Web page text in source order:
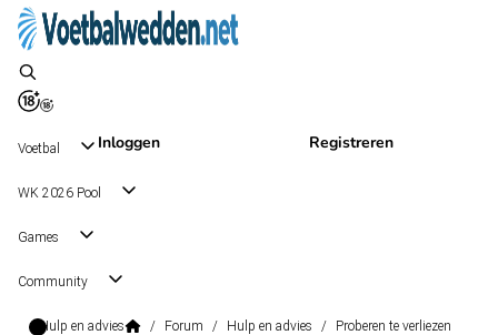
Inloggen Registreren
Voetbal
WK 2026 Pool
Games
Community
Hulp en advies / Forum / Hulp en advies / Proberen te verliezen